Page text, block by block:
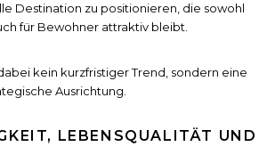
Destination zu positionieren, die sowohl
für Bewohner attraktiv bleibt.
kein kurzfristiger Trend, sondern eine
Ausrichtung.
LEBENSQUALITÄT UND